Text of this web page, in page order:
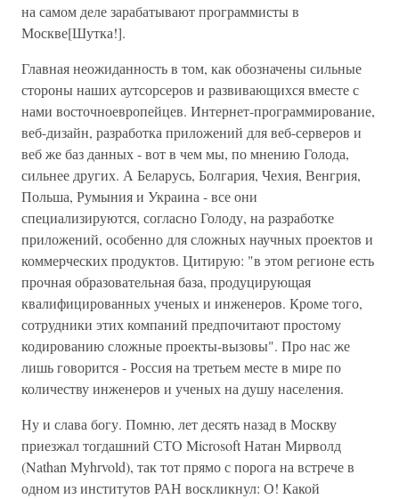
на самом деле зарабатывают программисты в
Москве[Шутка!].
Главная неожиданность в том, как обозначены сильные
стороны наших аутсорсеров и развивающихся вместе с
нами восточноевропейцев. Интернет-программирование,
веб-дизайн, разработка приложений для веб-серверов и
веб же баз данных - вот в чем мы, по мнению Голода,
сильнее других. А Беларусь, Болгария, Чехия, Венгрия,
Польша, Румыния и Украина - все они
специализируются, согласно Голоду, на разработке
приложений, особенно для сложных научных проектов и
коммерческих продуктов. Цитирую: "в этом регионе есть
прочная образовательная база, продуцирующая
квалифицированных ученых и инженеров. Кроме того,
сотрудники этих компаний предпочитают простому
кодированию сложные проекты-вызовы". Про нас же
лишь говорится - Россия на третьем месте в мире по
количеству инженеров и ученых на душу населения.
Ну и слава богу. Помню, лет десять назад в Москву
приезжал тогдашний СТО Microsoft Натан Мирволд
(Nathan Myhrvold), так тот прямо с порога на встрече в
одном из институтов РАН воскликнул: О! Какой